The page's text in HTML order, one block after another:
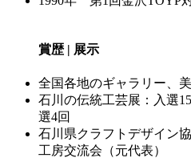
賞歴 | 展示
全国各地のギャラリー、
石川の伝統工芸展：入選
選4回
石川県クラフトデザイン
工房交流会（元代表）